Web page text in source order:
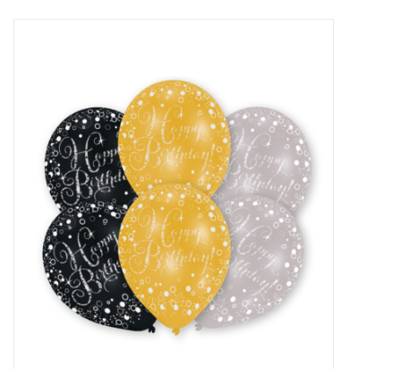
Kinderfeestjes
Cadeaus
Schmink&beauty
Accessoires